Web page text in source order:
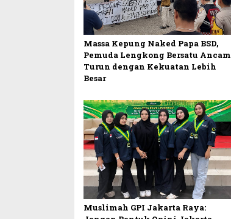
Massa Kepung Naked Papa BSD,
Pemuda Lengkong Bersatu Ancam
Turun dengan Kekuatan Lebih
Besar
Muslimah GPI Jakarta Raya: